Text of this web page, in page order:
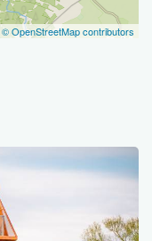
© OpenStreetMap contributors